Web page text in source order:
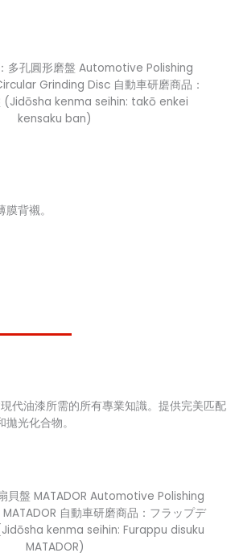
背襯。
代油漆所需的所有專業知識。提供完美匹配
光化合物。